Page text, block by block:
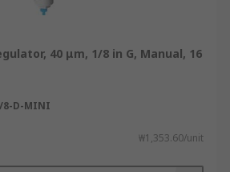
40 μm, 1/8 in G, Manual, 16
8-D-MINI
₩1,353.60/unit